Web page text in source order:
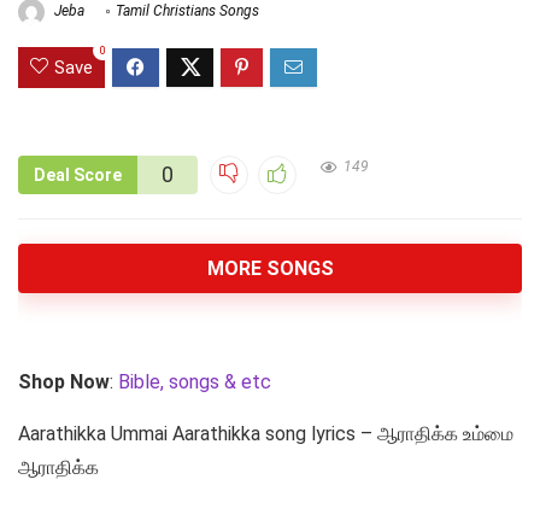
Jeba Tamil Christians Songs
Save
0
Deal Score 0 149
MORE SONGS
Shop Now: Bible, songs & etc
Aarathikka Ummai Aarathikka song lyrics – ஆராதிக்க உம்மை
ஆராதிக்க